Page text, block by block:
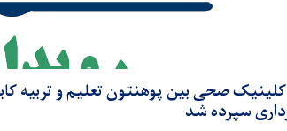
کلینیک صحی بین پوهنتون تعلیم و تربیه
سپرده شد